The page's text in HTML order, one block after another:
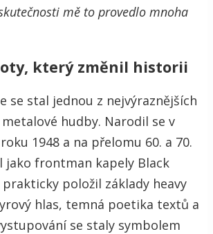
mě to provedlo mnoha
který změnil historii
se stal jednou z nejvýraznějších
hudby. Narodil se v
1948 a na přelomu 60. a 70.
jako frontman kapely Black
položil základy heavy
hlas, temná poetika textů a
se staly symbolem